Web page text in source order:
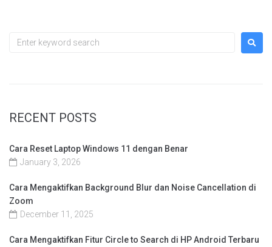
RECENT POSTS
Cara Reset Laptop Windows 11 dengan Benar
January 3, 2026
Cara Mengaktifkan Background Blur dan Noise Cancellation di
Zoom
December 11, 2025
Cara Mengaktifkan Fitur Circle to Search di HP Android Terbaru